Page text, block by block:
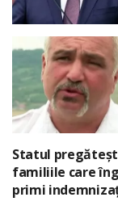
Statul
familiile care
primi